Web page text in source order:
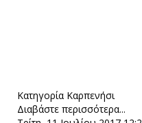
Κατηγορία Καρπενήσι
Διαβάστε περισσότερα...